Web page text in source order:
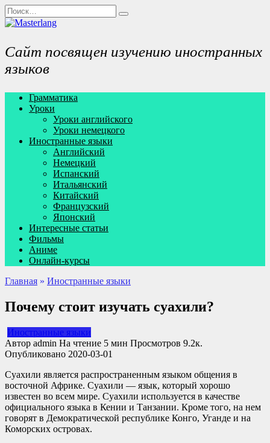
Перейти
к
содержанию
Search
for:
Сайт посвящен изучению иностранных
языков
Грамматика
Уроки
Уроки английского
Уроки немецкого
Иностранные языки
Английский
Немецкий
Испанский
Итальянский
Китайский
Французский
Японский
Интересные статьи
Фильмы
Аниме
Онлайн-курсы
Главная » Иностранные языки
Почему стоит изучать суахили?
Иностранные языки
Автор admin На чтение 5 мин Просмотров 9.2к.
Опубликовано 2020-03-01
Суахили является распространенным языком общения в
восточной Африке. Суахили — язык, который хорошо
известен во всем мире. Суахили используется в качестве
официального языка в Кении и Танзании. Кроме того, на нем
говорят в Демократической республике Конго, Уганде и на
Коморских островах.